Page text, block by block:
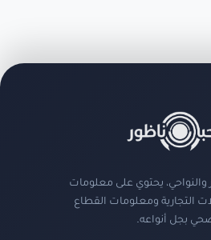
والنواحي، يحتوي على معلومات
التجارية ومعلومات القطاع
بجل أنواعه.